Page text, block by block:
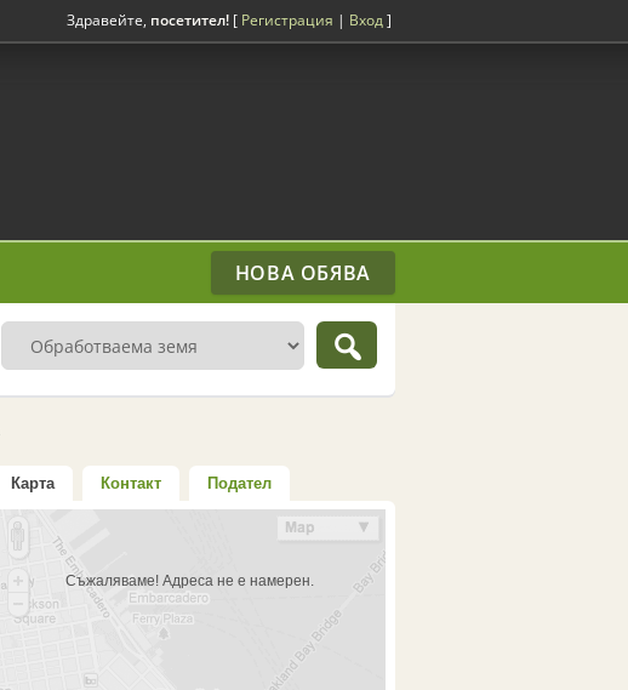
Здравейте, посетител! [ Регистрация | Вход]
НОВА ОБЯВА
Карта Контакт Подател
Съжаляваме! Адреса не е намерен.